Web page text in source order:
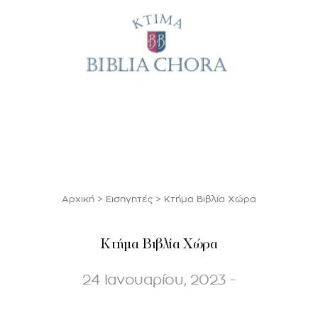
Αρχική > Εισηγητές > Κτήμα Βιβλία Χώρα
Κτήμα Βιβλία Χώρα
24 Ιανουαρίου, 2023 -